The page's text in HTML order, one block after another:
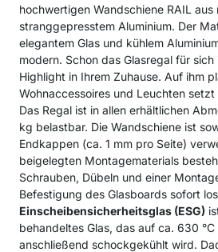
hochwertigen Wandschiene RAIL
stranggepresstem Aluminium. Der
elegantem Glas und kühlem
modern. Schon das Glasregal für
Highlight in Ihrem Zuhause. Auf ihm
Wohnaccessoires und Leuchten
Das Regal ist in allen erhältlichen
kg belastbar. Die Wandschiene ist
Endkappen (ca. 1 mm pro Seite)
beigelegten Montagematerials
Schrauben, Dübeln und einer
Befestigung des Glasboards sofort
Einscheibensicherheitsglas (ESG)
behandeltes Glas, das auf ca. 630
anschließend schockgekühlt wird.